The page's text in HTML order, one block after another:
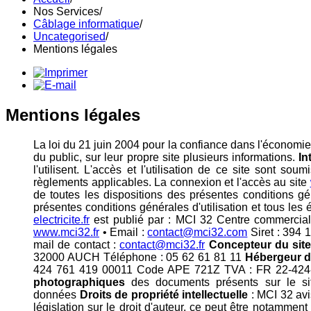
Nos Services/
Câblage informatique/
Uncategorised/
Mentions légales
Mentions légales
La loi du 21 juin 2004 pour la confiance dans
du public, sur leur propre site plusieurs informations.
l'utilisent. L'accès et l'utilisation de ce site sont
règlements applicables. La connexion et l'accès au site
de toutes les dispositions des présentes conditions
présentes conditions générales d'utilisation et tous
electricite.fr est publié par : MCI 32 Centre
www.mci32.fr • Email :contact@mci32.com Siret : 394
mail de contact :contact@mci32.fr Concepteur du site
32000 AUCH Téléphone : 05 62 61 81 11 Hébergeur
424 761 419 00011 Code APE 721Z TVA : FR 22-
photographiques des documents présents sur le
données Droits de propriété intellectuelle : MCI 32
législation sur le droit d'auteur, ce peut être